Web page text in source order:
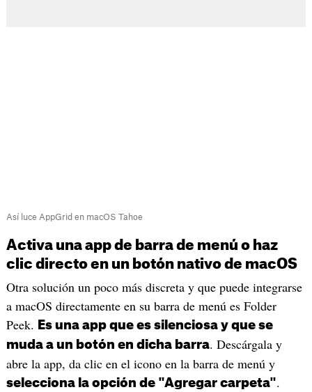
Así luce AppGrid en macOS Tahoe
Activa una app de barra de menú o haz
clic directo en un botón nativo de macOS
Otra solución un poco más discreta y que puede integrarse
a macOS directamente en su barra de menú es Folder
Peek.
Es una app que es silenciosa y que se
muda a un botón en dicha barra. Descárgala y
abre la app, da clic en el icono en la barra de menú y
selecciona la opción de "Agregar carpeta".